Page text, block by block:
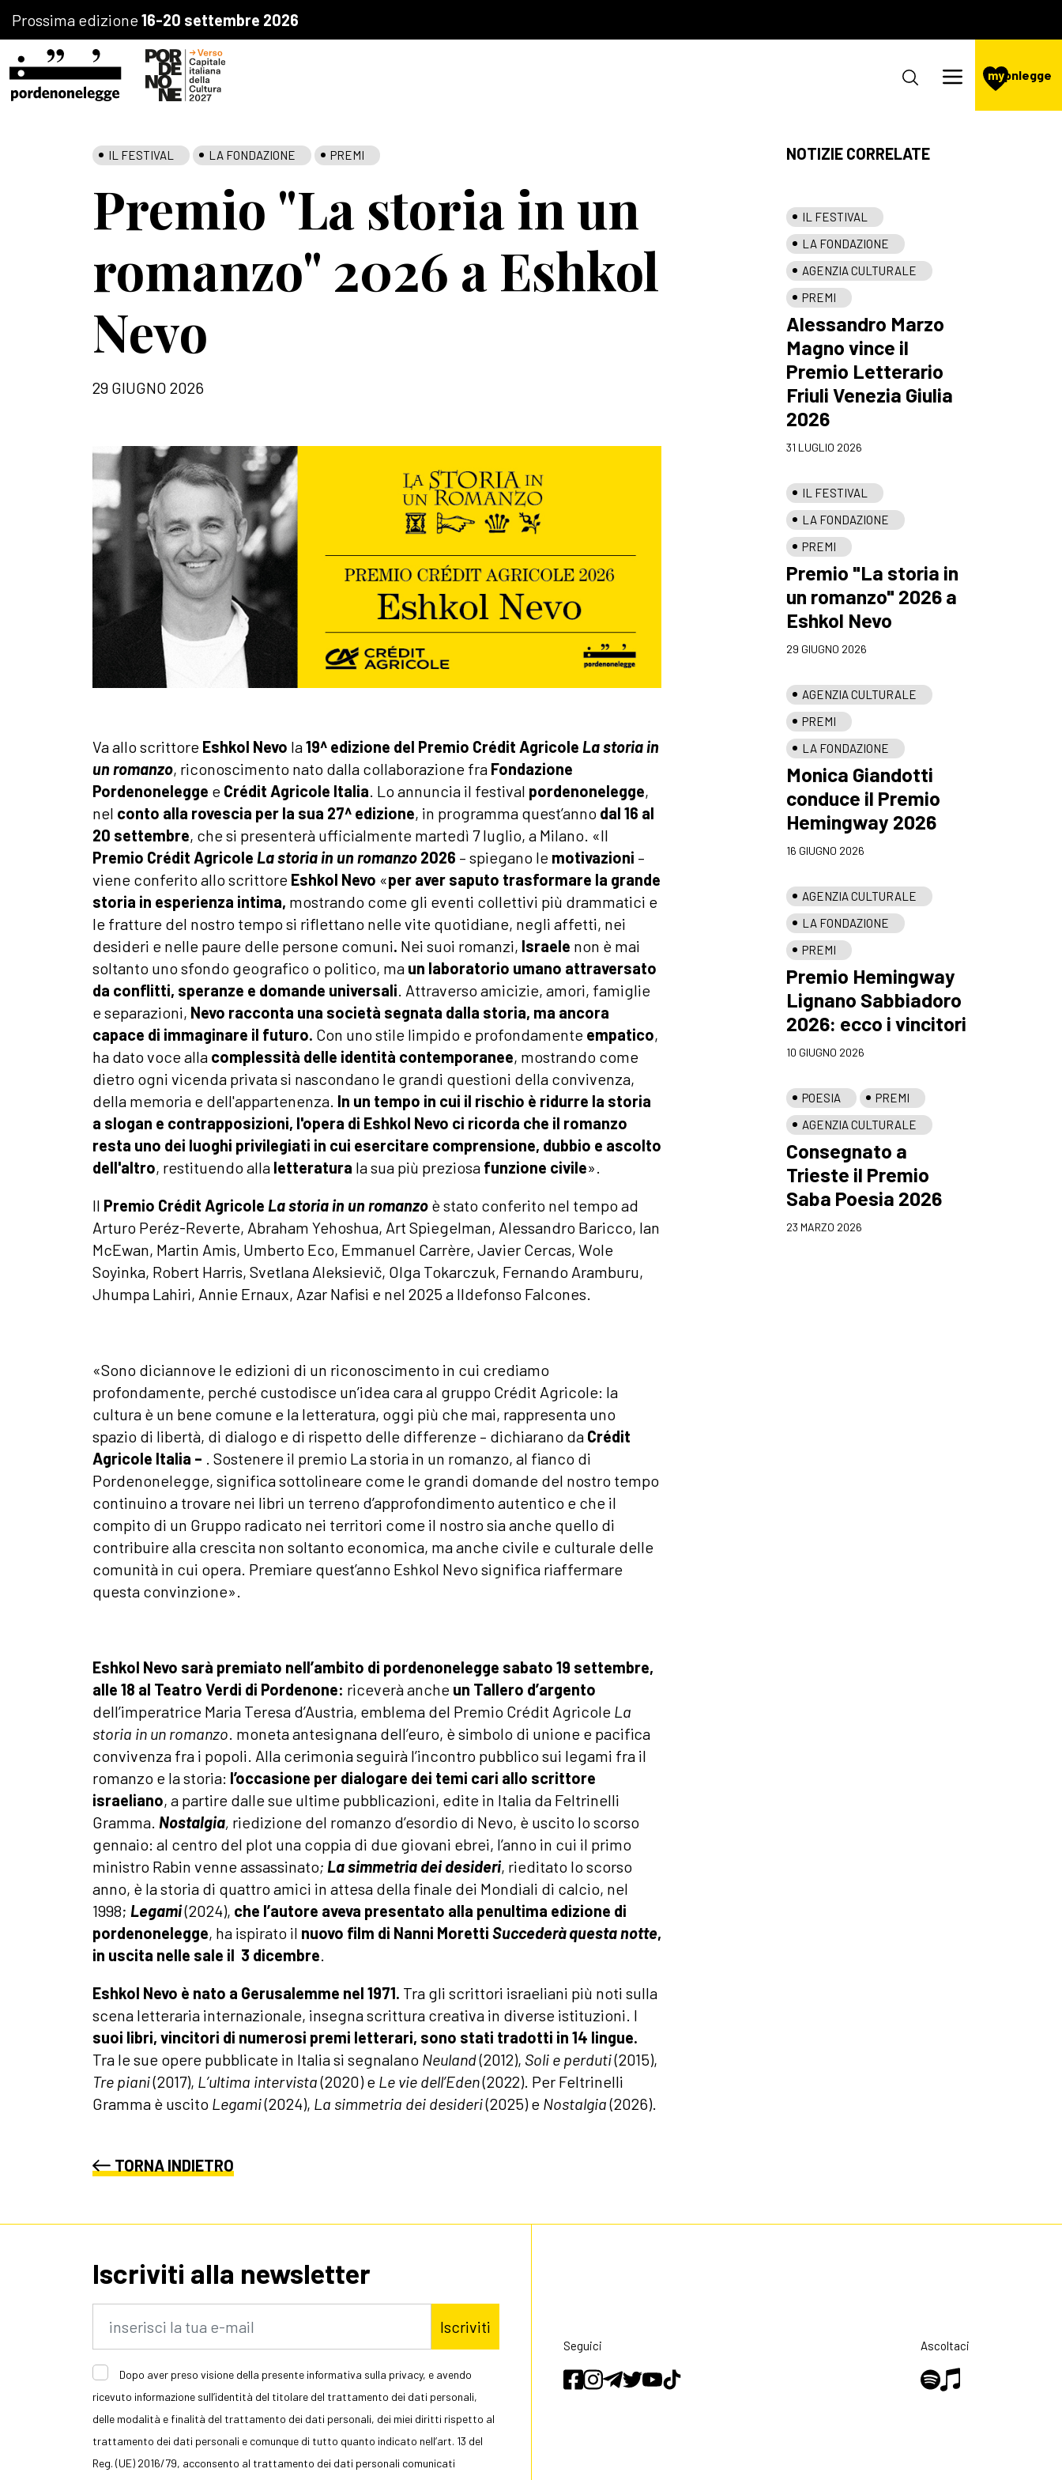
Prossima edizione16-20 settembre 2026
mypnlegge
IL FESTIVAL LA FONDAZIONE PREMI
Premio "La storia in un
romanzo" 2026 a Eshkol
Nevo
29 GIUGNO 2026
Va allo scrittore Eshkol Nevo la19^ edizione del Premio Crédit Agricole La storia in
un romanzo, riconoscimento nato dalla collaborazione fra Fondazione
Pordenonelegge e Crédit Agricole Italia. Lo annuncia il festival pordenonelegge,
nel conto alla rovescia per la sua 27^ edizione, in programma quest’anno dal 16 al
20 settembre, che si presenterà ufficialmente martedì 7 luglio, a Milano. «Il
Premio Crédit Agricole La storia in un romanzo 2026 – spiegano le motivazioni –
viene conferito allo scrittore Eshkol Nevo «per aver saputo trasformare la grande
storia in esperienza intima, mostrando come gli eventi collettivi più drammatici e
le fratture del nostro tempo si riflettano nelle vite quotidiane, negli affetti, nei
desideri e nelle paure delle persone comuni. Nei suoi romanzi, Israele non è mai
soltanto uno sfondo geografico o politico, ma un laboratorio umano attraversato
da conflitti, speranze e domande universali. Attraverso amicizie, amori, famiglie
e separazioni, Nevo racconta una società segnata dalla storia, ma ancora
capace di immaginare il futuro. Con uno stile limpido e profondamente empatico,
ha dato voce alla complessità delle identità contemporanee, mostrando come
dietro ogni vicenda privata si nascondano le grandi questioni della convivenza,
della memoria e dell'appartenenza. In un tempo in cui il rischio è ridurre la storia
a slogan e contrapposizioni, l'opera di Eshkol Nevo ci ricorda che il romanzo
resta uno dei luoghi privilegiati in cui esercitare comprensione, dubbio e ascolto
dell'altro, restituendo alla letteratura la sua più preziosa funzione civile».
Il Premio Crédit Agricole La storia in un romanzo è stato conferito nel tempo ad
Arturo Peréz-Reverte, Abraham Yehoshua, Art Spiegelman, Alessandro Baricco, Ian
McEwan, Martin Amis, Umberto Eco, Emmanuel Carrère, Javier Cercas, Wole
Soyinka, Robert Harris, Svetlana Aleksievič, Olga Tokarczuk, Fernando Aramburu,
Jhumpa Lahiri, Annie Ernaux, Azar Nafisi e nel 2025 a Ildefonso Falcones.
«Sono diciannove le edizioni di un riconoscimento in cui crediamo
profondamente, perché custodisce un’idea cara al gruppo Crédit Agricole: la
cultura è un bene comune e la letteratura, oggi più che mai, rappresenta uno
spazio di libertà, di dialogo e di rispetto delle differenze – dichiarano da Crédit
Agricole Italia – . Sostenere il premio La storia in un romanzo, al fianco di
Pordenonelegge, significa sottolineare come le grandi domande del nostro tempo
continuino a trovare nei libri un terreno d’approfondimento autentico e che il
compito di un Gruppo radicato nei territori come il nostro sia anche quello di
contribuire alla crescita non soltanto economica, ma anche civile e culturale delle
comunità in cui opera. Premiare quest’anno Eshkol Nevo significa riaffermare
questa convinzione».
Eshkol Nevo sarà premiato nell’ambito di pordenonelegge sabato 19 settembre,
alle 18 al Teatro Verdi di Pordenone: riceverà anche un Tallero d’argento
dell’imperatrice Maria Teresa d’Austria, emblema del Premio Crédit Agricole La
storia in un romanzo. moneta antesignana dell’euro, è simbolo di unione e pacifica
convivenza fra i popoli. Alla cerimonia seguirà l’incontro pubblico sui legami fra il
romanzo e la storia: l’occasione per dialogare dei temi cari allo scrittore
israeliano, a partire dalle sue ultime pubblicazioni, edite in Italia da Feltrinelli
Gramma. Nostalgia, riedizione del romanzo d’esordio di Nevo, è uscito lo scorso
gennaio: al centro del plot una coppia di due giovani ebrei, l’anno in cui il primo
ministro Rabin venne assassinato; La simmetria dei desideri, rieditato lo scorso
anno, è la storia di quattro amici in attesa della finale dei Mondiali di calcio, nel
1998; Legami(2024), che l’autore aveva presentato alla penultima edizione di
pordenonelegge, ha ispirato il nuovo film di Nanni Moretti Succederà questa notte,
in uscita nelle sale il 3 dicembre.
Eshkol Nevo è nato a Gerusalemme nel 1971. Tra gli scrittori israeliani più noti sulla
scena letteraria internazionale, insegna scrittura creativa in diverse istituzioni. I
suoi libri, vincitori di numerosi premi letterari, sono stati tradotti in 14 lingue.
Tra le sue opere pubblicate in Italia si segnalano Neuland(2012), Soli e perduti(2015),
Tre piani(2017), L’ultima intervista(2020) e Le vie dell’Eden(2022). Per Feltrinelli
Gramma è uscito Legami(2024), La simmetria dei desideri(2025) e Nostalgia(2026).
TORNA INDIETRO
NOTIZIE CORRELATE
IL FESTIVAL
LA FONDAZIONE
AGENZIA CULTURALE
PREMI
Alessandro Marzo
Magno vince il
Premio Letterario
Friuli Venezia Giulia
2026
31 LUGLIO 2026
IL FESTIVAL
LA FONDAZIONE
PREMI
Premio "La storia in
un romanzo" 2026 a
Eshkol Nevo
29 GIUGNO 2026
AGENZIA CULTURALE
PREMI
LA FONDAZIONE
Monica Giandotti
conduce il Premio
Hemingway 2026
16 GIUGNO 2026
AGENZIA CULTURALE
LA FONDAZIONE
PREMI
Premio Hemingway
Lignano Sabbiadoro
2026: ecco i vincitori
10 GIUGNO 2026
POESIA
PREMI
AGENZIA CULTURALE
Consegnato a
Trieste il Premio
Saba Poesia 2026
23 MARZO 2026
Iscriviti alla newsletter
Iscriviti
Dopo aver preso visione della presente informativa sulla privacy, e avendo
ricevuto informazione sull’identità del titolare del trattamento dei dati personali,
delle modalità e finalità del trattamento dei dati personali, dei miei diritti rispetto al
trattamento dei dati personali e comunque di tutto quanto indicato nell’art. 13 del
Reg. (UE) 2016/79, acconsento al trattamento dei dati personali comunicati
Seguici Ascoltaci